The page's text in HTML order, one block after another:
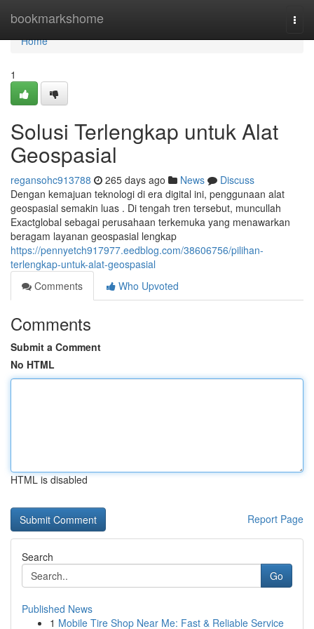
bookmarkshome
Home
Home
1
Solusi Terlengkap untuk Alat
Geospasial
regansohc913788 265 days ago News
Discuss
Dengan kemajuan teknologi di era digital ini, penggunaan alat
geospasial semakin luas . Di tengah tren tersebut, muncullah
Exactglobal sebagai perusahaan terkemuka yang menawarkan
beragam layanan geospasial lengkap
https://pennyetch917977.eedblog.com/38606756/pilihan-
terlengkap-untuk-alat-geospasial
Comments
Who Upvoted
Comments
Submit a Comment
No HTML
HTML is disabled
Report Page
Search
Go
Published News
1 Mobile Tire Shop Near Me: Fast & Reliable Service